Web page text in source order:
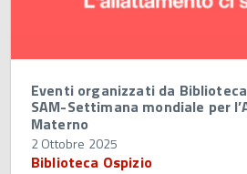
Eventi organizzati da
SAM-Settimana mondiale per
Materno
2 Ottobre 2025
Biblioteca Ospizio